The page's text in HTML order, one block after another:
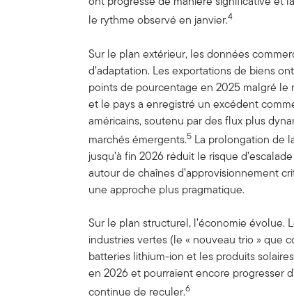
le rythme observé en janvier.4
Sur le plan extérieur, les données
d’adaptation. Les exportations de biens
points de pourcentage en 2025 malgré le
et le pays a enregistré un excédent
américains, soutenu par des flux plus
marchés émergents.5 La prolongation de
jusqu’à fin 2026 réduit le risque
autour de chaînes d’approvisionnement
une approche plus pragmatique.
Sur le plan structurel, l’économie
industries vertes (le « nouveau trio » que
batteries lithium-ion et les produits
en 2026 et pourraient encore progresser
continue de reculer.6